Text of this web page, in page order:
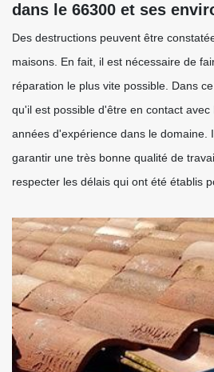
dans le 66300 et ses
Des destructions peuvent être
maisons. En fait, il est nécessaire de
réparation le plus vite possible. Dans
qu'il est possible d'être en contact
années d'expérience dans le domaine.
garantir une très bonne qualité de
respecter les délais qui ont été établis